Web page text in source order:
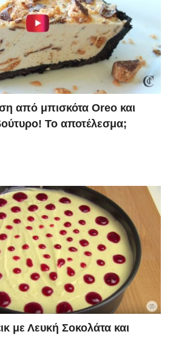
από μπισκότα Oreo και
Το αποτέλεσμα;
με Λευκή Σοκολάτα και